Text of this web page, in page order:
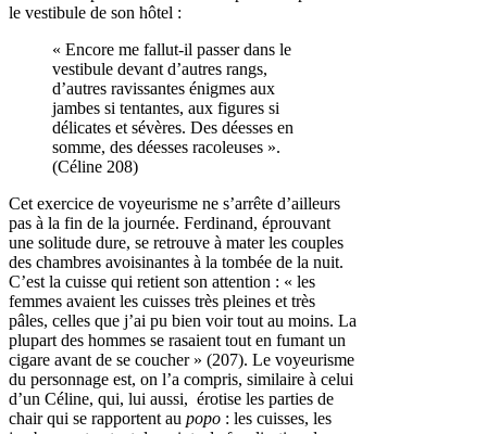
le vestibule de son hôtel :
« Encore me fallut-il passer dans le
vestibule devant d’autres rangs,
d’autres ravissantes énigmes aux
jambes si tentantes, aux figures si
délicates et sévères. Des déesses en
somme, des déesses racoleuses ».
(Céline 208)
Cet exercice de voyeurisme ne s’arrête d’ailleurs
pas à la fin de la journée. Ferdinand, éprouvant
une solitude dure, se retrouve à mater les couples
des chambres avoisinantes à la tombée de la nuit.
C’est la cuisse qui retient son attention : « les
femmes avaient les cuisses très pleines et très
pâles, celles que j’ai pu bien voir tout au moins. La
plupart des hommes se rasaient tout en fumant un
cigare avant de se coucher » (207). Le voyeurisme
du personnage est, on l’a compris, similaire à celui
d’un Céline, qui, lui aussi, érotise les parties de
chair qui se rapportent au popo : les cuisses, les